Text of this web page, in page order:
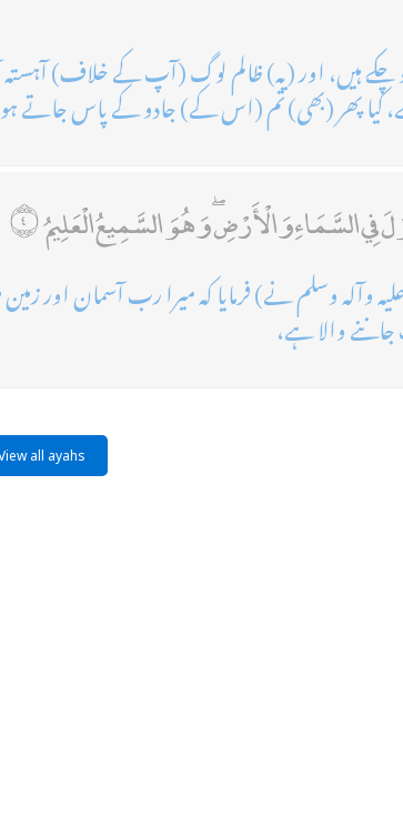
ہیں، اور (یہ) ظالم لوگ (آپ کے خلاف) آہستہ
کیا پھر (بھی) تم (اس کے) جادو کے پاس جاتے ہو
فِي السَّمَاءِ وَالْأَرْضِ ۖ وَهُوَ السَّمِيعُ الْعَلِيمُ
وآلہ وسلم نے) فرمایا کہ میرا رب آسمان اور
والا ہے،
all ayahs